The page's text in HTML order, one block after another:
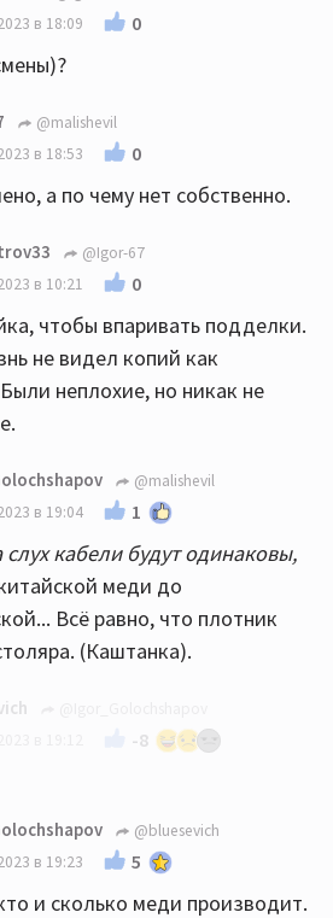
в 18:09
0
@malishevil
в 18:53
0
а по чему нет собственно.
@Igor-67
в 10:21
0
чтобы впаривать подделки.
не видел копий как
неплохие, но никак не
@malishevil
в 19:04
1
слух кабели будут одинаковы,
меди до
Всё равно, что плотник
(Каштанка).
-8
@bluesevich
в 19:23
5
и сколько меди производит.